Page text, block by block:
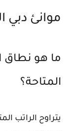
موانئ دبي
ما هو نطاق
المتاحة؟
يتراوح الراتب